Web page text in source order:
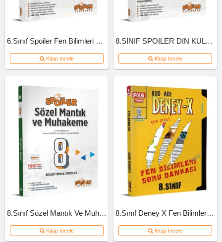
6.Sınıf Spoiler Fen Bilimleri Soru Bankası
Kitap İncele
8.SINIF SPOILER DIN KULTURU SB
Kitap İncele
8.Sınıf Sözel Mantık Ve Muhakeme Soru Bankası
Kitap İncele
8.Sınıf Deney X Fen Bilimleri Soru Bankası
Kitap İncele